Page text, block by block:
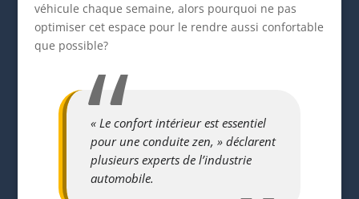
véhicule chaque semaine, alors pourquoi ne pas
optimiser cet espace pour le rendre aussi confortable
que possible?
« Le confort intérieur est essentiel
pour une conduite zen, » déclarent
plusieurs experts de l’industrie
automobile.